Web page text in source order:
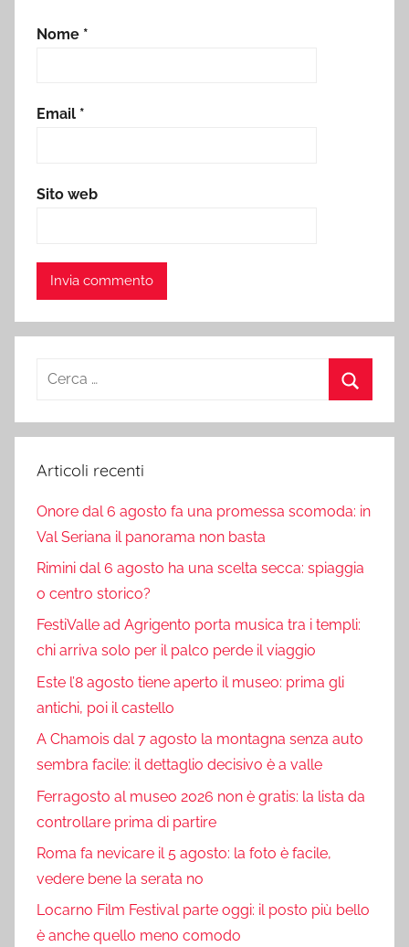
Nome *
Email *
Sito web
Ricerca
Articoli recenti
Onore dal 6 agosto fa una promessa scomoda: in
Val Seriana il panorama non basta
Rimini dal 6 agosto ha una scelta secca: spiaggia
o centro storico?
FestiValle ad Agrigento porta musica tra i templi:
chi arriva solo per il palco perde il viaggio
Este l’8 agosto tiene aperto il museo: prima gli
antichi, poi il castello
A Chamois dal 7 agosto la montagna senza auto
sembra facile: il dettaglio decisivo è a valle
Ferragosto al museo 2026 non è gratis: la lista da
controllare prima di partire
Roma fa nevicare il 5 agosto: la foto è facile,
vedere bene la serata no
Locarno Film Festival parte oggi: il posto più bello
è anche quello meno comodo